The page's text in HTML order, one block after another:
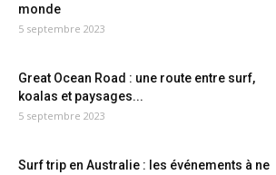
monde
5 septembre 2023
Great Ocean Road : une route entre surf,
koalas et paysages...
5 septembre 2023
Surf trip en Australie : les événements à ne